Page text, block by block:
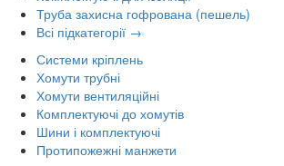
Труба захисна гофрована (пешель)
Всі підкатегорії →
Системи кріплень
Хомути трубні
Хомути вентиляційні
Комплектуючі до хомутів
Шини і комплектуючі
Протипожежні манжети